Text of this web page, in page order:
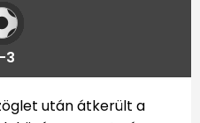
3
után átkerült a